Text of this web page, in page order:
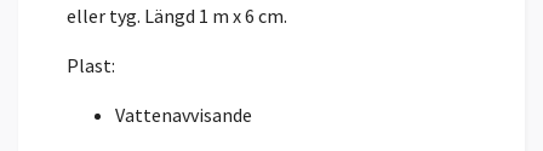
eller tyg. Längd 1 m x 6 cm.
Plast:
Vattenavvisande